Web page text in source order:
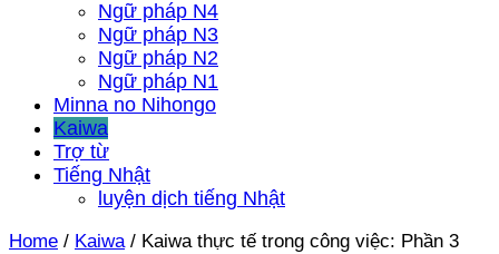
Ngữ pháp N4
Ngữ pháp N3
Ngữ pháp N2
Ngữ pháp N1
Minna no Nihongo
Kaiwa
Trợ từ
Tiếng Nhật
luyện dịch tiếng Nhật
Home / Kaiwa / Kaiwa thực tế trong công việc: Phần 3